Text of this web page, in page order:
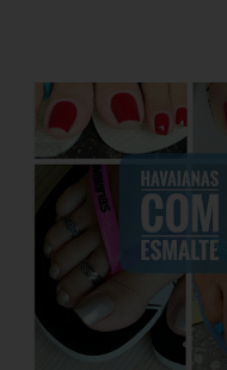
“estilo real da vida
totalmente copiável. É
que moda não precisa
que até as celebridades
acessíveis que todo
que esse look
Top preto, por que
brasileiro e como você